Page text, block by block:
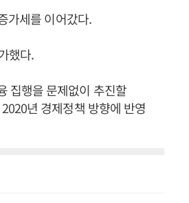
가세를 이어갔다.
했다.
집행을 문제없이 추진할
년 경제정책 방향에 반영